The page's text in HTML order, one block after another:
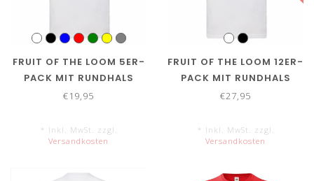
FRUIT OF THE LOOM 5ER-
PACK MIT RUNDHALS
€19,95
* Inkl. MwSt. zzgl.
Versandkosten
FRUIT OF THE LOOM 12ER-
PACK MIT RUNDHALS
€27,95
* Inkl. MwSt. zzgl.
Versandkosten